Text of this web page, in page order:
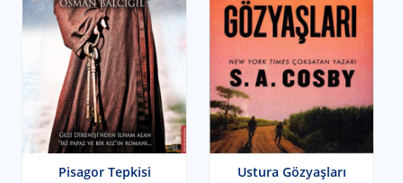
Pisagor Tepkisi Ustura Gözyaşları